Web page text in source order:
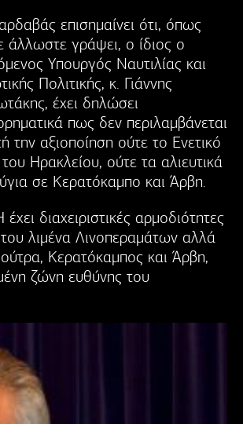
επισημαίνει ότι, όπως
άλλωστε γράψει, ο ίδιος ο
Υπουργός Ναυτιλίας και
Πολιτικής, κ. Γιάννης
έχει δηλώσει
πως δεν περιλαμβάνεται
την αξιοποίηση ούτε το Ενετικό
του Ηρακλείου, ούτε τα αλιευτικά
σε Κερατόκαμπο και Άρβη.
διαχειριστικές αρμοδιότητες
λιμένα Λινοπεραμάτων αλλά
Κερατόκαμπος και Άρβη,
ζώνη ευθύνης του